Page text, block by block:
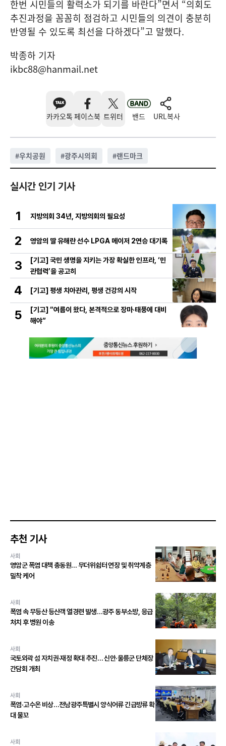
한번 시민들의 활력소가 되기를 바란다”면서 “의회도
추진과정을 꼼꼼히 점검하고 시민들의 의견이 충분히
반영될 수 있도록 최선을 다하겠다”고 말했다.
박종하 기자
ikbc88@hanmail.net
카카오톡 페이스북 트위터 밴드 URL복사
#우치공원 #광주시의회 #랜드마크
실시간 인기 기사
1 지방의회 34년, 지방의회의 필요성
2 영암의 딸 유해란 선수 LPGA 메이저 2연승 대기록
3
[기고] 국민 생명을 지키는 가장 확실한 인프라, ‘민
관협력’을 공고히
4 [기고] 평생 치아관리, 평생 건강의 시작
5
[기고] “여름이 왔다, 본격적으로 장마·태풍에 대비
해야”
추천 기사
사회
영암군 폭염 대책 총동원… 무더위쉼터 연장 및 취약계층
밀착 케어
사회
폭염 속 무등산 등산객 열경련 발생…광주 동부소방, 응급
처치 후 병원 이송
사회
국토외곽 섬 자치권·재정 확대 추진… 신안·울릉군 단체장
간담회 개최
사회
폭염·고수온 비상…전남광주특별시 양식어류 긴급방류 확
대 물꼬
사회